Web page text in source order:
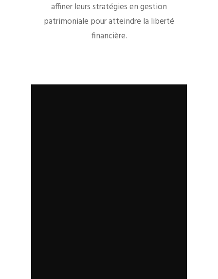
affiner leurs stratégies en gestion
patrimoniale pour atteindre la liberté
financière.